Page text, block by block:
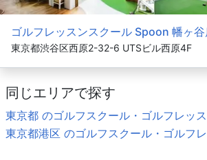
ゴルフレッスンスクール Spoon 幡ヶ
東京都渋谷区西原2-32-6 UTSビル西原4F
同じエリアで探す
東京都 のゴルフスクール・ゴルフレッ
東京都港区 のゴルフスクール・ゴルフ